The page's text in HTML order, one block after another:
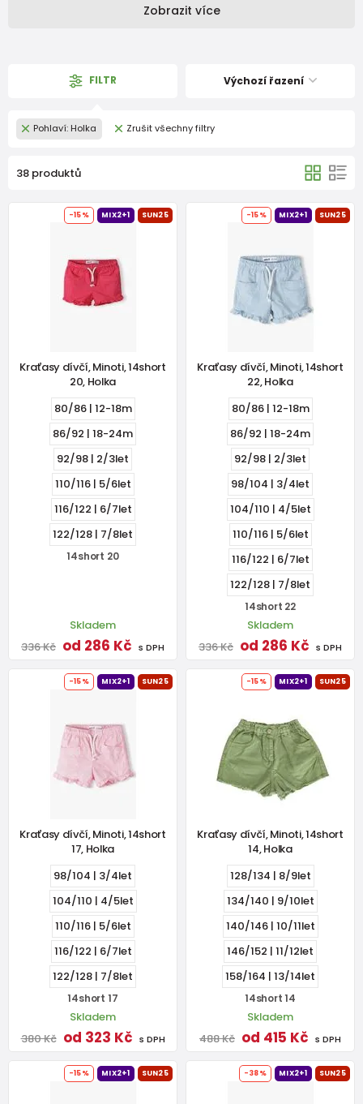
Zobrazit více
FILTR Výchozí řazení
Pohlaví: Holka Zrušit všechny filtry
38 produktů
-15% MIX2+1 SUN25
Kraťasy dívčí, Minoti, 14short
20, Holka
80/86 | 12-18m
86/92 | 18-24m
92/98 | 2/3let
110/116 | 5/6let
116/122 | 6/7let
122/128 | 7/8let
14short 20
Skladem
336 Kč od 286 Kč s DPH
-15% MIX2+1 SUN25
Kraťasy dívčí, Minoti, 14short
22, Holka
80/86 | 12-18m
86/92 | 18-24m
92/98 | 2/3let
98/104 | 3/4let
104/110 | 4/5let
110/116 | 5/6let
116/122 | 6/7let
122/128 | 7/8let
14short 22
Skladem
336 Kč od 286 Kč s DPH
-15% MIX2+1 SUN25
Kraťasy dívčí, Minoti, 14short
17, Holka
98/104 | 3/4let
104/110 | 4/5let
110/116 | 5/6let
116/122 | 6/7let
122/128 | 7/8let
14short 17
Skladem
380 Kč od 323 Kč s DPH
-15% MIX2+1 SUN25
Kraťasy dívčí, Minoti, 14short
14, Holka
128/134 | 8/9let
134/140 | 9/10let
140/146 | 10/11let
146/152 | 11/12let
158/164 | 13/14let
14short 14
Skladem
488 Kč od 415 Kč s DPH
-15% MIX2+1 SUN25 -38% MIX2+1 SUN25